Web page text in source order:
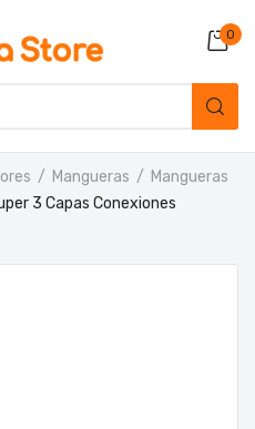
0
Mangueras
Mangueras
3 Capas Conexiones